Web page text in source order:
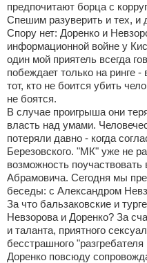
предпочитают борца с
Спешим разуверить и тех, и
Спору нет: Доренко и
информационной войне у
один мой приятель всегда
побеждает только на ринге
тот, кто не боится убить
не боятся.
В случае проигрыша они
власть над умами.
потеряли давно - когда
Березовского. "МК" уже не
возможность
Абрамовича. Сегодня мы
беседы: с Александром
За что бальзаковские и
Невзорова и Доренко? За
и таланта, приятного
бесстрашного "разгребателя
Доренко повсюду